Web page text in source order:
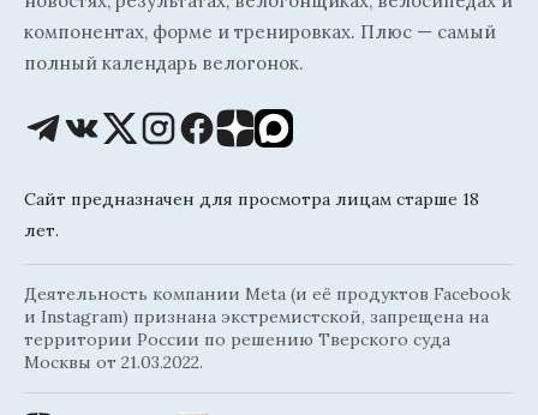
компонентах, форме и тренировках. Плюс — самый
полный календарь велогонок.
Сайт предназначен для просмотра лицам старше 18
лет.
Деятельность компании Meta (и её продуктов Facebook
и Instagram) признана экстремистской, запрещена на
территории России по решению Тверского суда
Москвы от 21.03.2022.